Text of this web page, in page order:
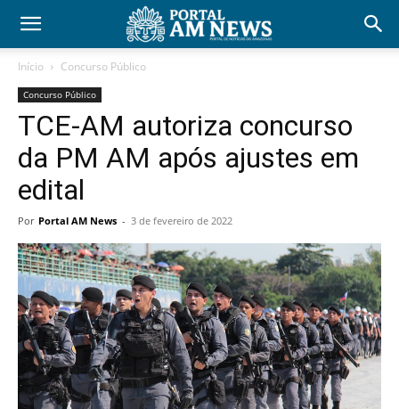
Início Concurso Público
Concurso Público
TCE-AM autoriza concurso
da PM AM após ajustes em
edital
Por Portal AM News - 3 de fevereiro de 2022